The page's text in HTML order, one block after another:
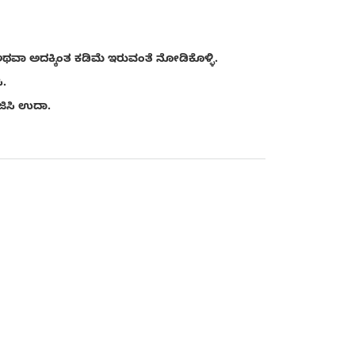
ಅಥವಾ ಅದಕ್ಕಿಂತ ಕಡಿಮೆ ಇರುವಂತೆ ನೋಡಿಕೊಳ್ಳಿ.
ಉದಾ.